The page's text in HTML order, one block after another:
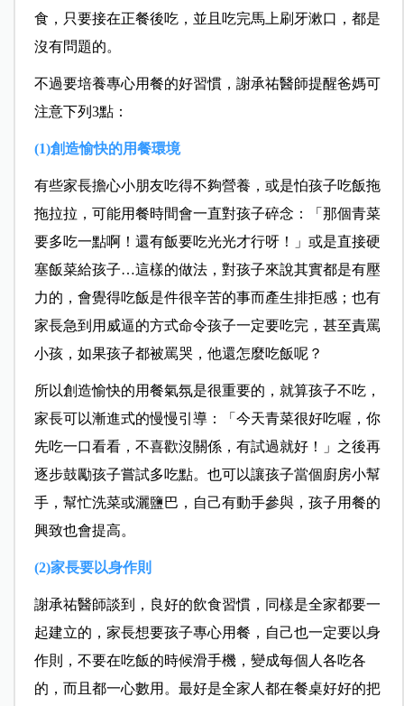
食，只要接在正餐後吃，並且吃完馬上刷牙漱口，都是
沒有問題的。
不過要培養專心用餐的好習慣，謝承祐醫師提醒爸媽可
注意下列3點：
(1)創造愉快的用餐環境
有些家長擔心小朋友吃得不夠營養，或是怕孩子吃飯拖
拖拉拉，可能用餐時間會一直對孩子碎念：「那個青菜
要多吃一點啊！還有飯要吃光光才行呀！」或是直接硬
塞飯菜給孩子…這樣的做法，對孩子來說其實都是有壓
力的，會覺得吃飯是件很辛苦的事而產生排拒感；也有
家長急到用威逼的方式命令孩子一定要吃完，甚至責罵
小孩，如果孩子都被罵哭，他還怎麼吃飯呢？
所以創造愉快的用餐氣氛是很重要的，就算孩子不吃，
家長可以漸進式的慢慢引導：「今天青菜很好吃喔，你
先吃一口看看，不喜歡沒關係，有試過就好！」之後再
逐步鼓勵孩子嘗試多吃點。也可以讓孩子當個廚房小幫
手，幫忙洗菜或灑鹽巴，自己有動手參與，孩子用餐的
興致也會提高。
(2)家長要以身作則
謝承祐醫師談到，良好的飲食習慣，同樣是全家都要一
起建立的，家長想要孩子專心用餐，自己也一定要以身
作則，不要在吃飯的時候滑手機，變成每個人各吃各
的，而且都一心數用。最好是全家人都在餐桌好好的把